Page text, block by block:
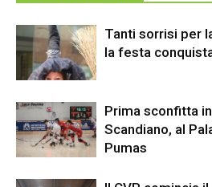
Tanti sorrisi per
la festa
Prima sconfitta
Scandiano, al
Pumas